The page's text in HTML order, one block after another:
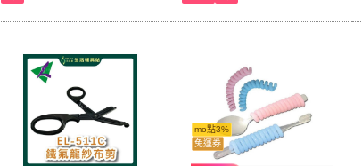
mo點3%
免運券